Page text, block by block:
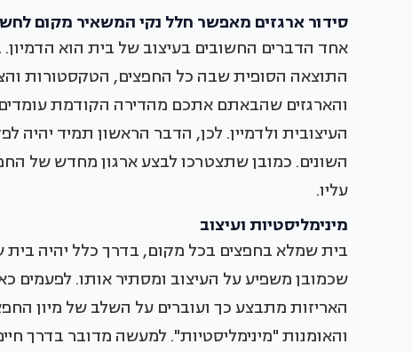
סידור ארגזים מאפשר חלל נקי המשאיר מקום
אחד הדברים החשובים בעיצוב של בית הוא
התוצאה הסופית שבה כל החפצים, הטקסטורות
והארגזים שהבאתם אתכם מהדירה הקודמת
העיצובית ולדמיין. לכן, הדבר הראשון תמיד יהיה
השונים. כמובן שתצטרכו לבצע ארגון מחדש של
עליו.
מינימליסטיות ועיצוב
בית שמלא בחפצים בכל מקום, בדרך כלל יהיה בית
שכמובן משפיע על העיצוב ומסתיר אותו. לפעמים
האריזות מתבצע כך ועוברים על השלב של מיון
והאומנות "מינימליסטיות". למעשה מדובר בדרך